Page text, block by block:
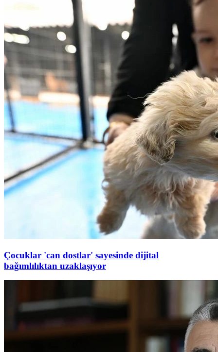
Çocuklar 'can dostlar' sayesinde dijital
bağımlılıktan uzaklaşıyor